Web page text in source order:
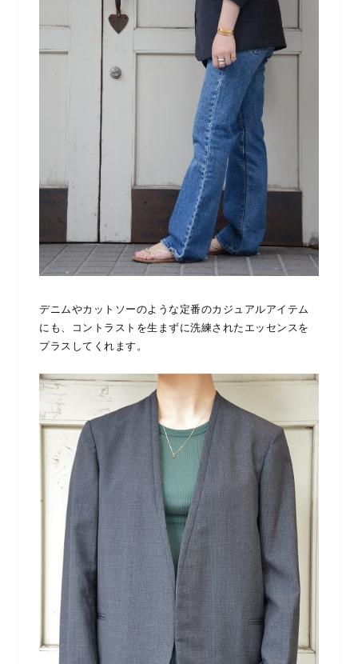
デニムやカットソーのような定番のカジュアルアイテム
にも、コントラストを生まずに洗練されたエッセンスを
プラスしてくれます。